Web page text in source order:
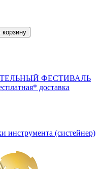
корзину
ФЕСТИВАЛЬ
доставка
инструмента (систейнер)